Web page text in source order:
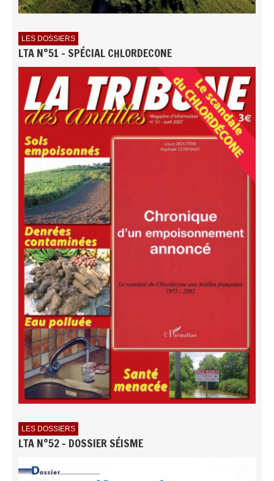
LES DOSSIERS
LTA N°51 - SPÉCIAL CHLORDECONE
LES DOSSIERS
LTA N°52 - DOSSIER SÉISME